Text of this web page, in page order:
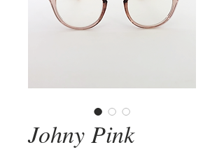
Johny Pink